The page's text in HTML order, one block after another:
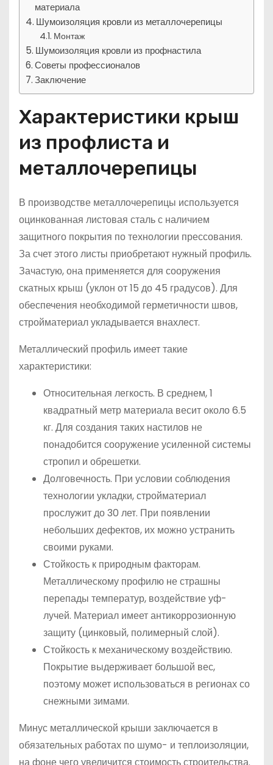
материала
Шумоизоляция кровли из металлочерепицы
Монтаж
Шумоизоляция кровли из профнастила
Советы профессионалов
Заключение
Характеристики крыш
из профлиста и
металлочерепицы
В производстве металлочерепицы используется
оцинкованная листовая сталь с наличием
защитного покрытия по технологии прессования.
За счет этого листы приобретают нужный профиль.
Зачастую, она применяется для сооружения
скатных крыш (уклон от 15 до 45 градусов). Для
обеспечения необходимой герметичности швов,
стройматериал укладывается внахлест.
Металлический профиль имеет такие
характеристики:
Относительная легкость. В среднем, 1
квадратный метр материала весит около 6.5
кг. Для создания таких настилов не
понадобится сооружение усиленной системы
стропил и обрешетки.
Долговечность. При условии соблюдения
технологии укладки, стройматериал
прослужит до 30 лет. При появлении
небольших дефектов, их можно устранить
своими руками.
Стойкость к природным факторам.
Металлическому профилю не страшны
перепады температур, воздействие уф-
лучей. Материал имеет антикоррозионную
защиту (цинковый, полимерный слой).
Стойкость к механическому воздействию.
Покрытие выдерживает большой вес,
поэтому может использоваться в регионах со
снежными зимами.
Минус металлической крыши заключается в
обязательных работах по шумо- и теплоизоляции,